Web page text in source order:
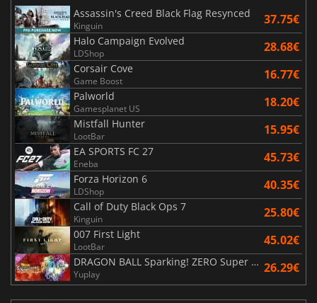
Assassin's Creed Black Flag Resynced
Kinguin 37.75€
Halo Campaign Evolved
LDShop 28.68€
Corsair Cove
Game Boost 16.77€
Palworld
Gamesplanet US 18.20€
Mistfall Hunter
LootBar 15.95€
EA SPORTS FC 27
Eneba 45.73€
Forza Horizon 6
LDShop 40.35€
Call of Duty Black Ops 7
Kinguin 25.80€
007 First Light
LootBar 45.02€
DRAGON BALL Sparking! ZERO Super Limit Breaking NEO
Yuplay 26.29€